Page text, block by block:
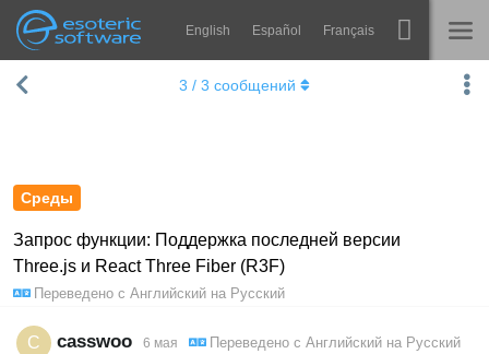
Esoteric Software
Navigation English Español Français
ГЛАВНАЯ
КОНТАКТЫ
Spine
Обучение
Среды
Запрос функции: Поддержка последней версии
Three.js и React Three Fiber (R3F)
Переведено с Английский на Русский
3 / 3 сообщений
C casswoo 6 мая Переведено с Английский на Русский